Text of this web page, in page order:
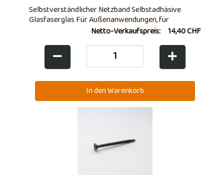
Selbstverständlicher Netzband Selbstadhäsive
Glasfaserglas Für Außenanwendungen, für
Verbindungen von alkalibeständigen
Netto-Verkaufspreis: 14,40 CHF